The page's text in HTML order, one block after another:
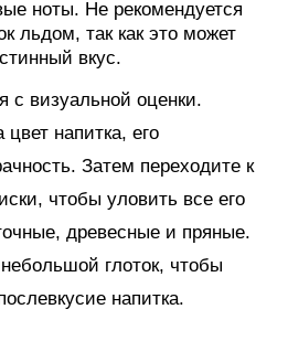
ноты. Не рекомендуется
льдом, так как это может
вкус.
с визуальной оценки.
напитка, его
Затем переходите к
чтобы уловить все его
древесные и пряные.
глоток, чтобы
напитка.